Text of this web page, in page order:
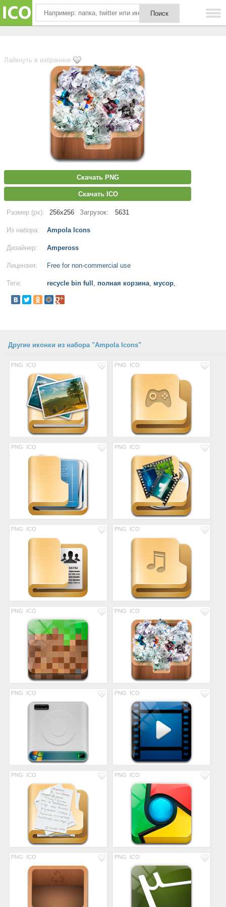
Лайкнуть в избранное
Скачать PNG
Скачать ICO
Размер (px): 256x256 Загрузок: 5631
Из набора: Ampola Icons
Дизайнер: Ampeross
Лицензия: Free for non-commercial use
Теги: recycle bin full , полная корзина, мусор,
Другие иконки из набора "Ampola Icons"
PNG ICO PNG ICO
PNG ICO PNG ICO
PNG ICO PNG ICO
PNG ICO PNG ICO
PNG ICO PNG ICO
PNG ICO PNG ICO
PNG ICO PNG ICO